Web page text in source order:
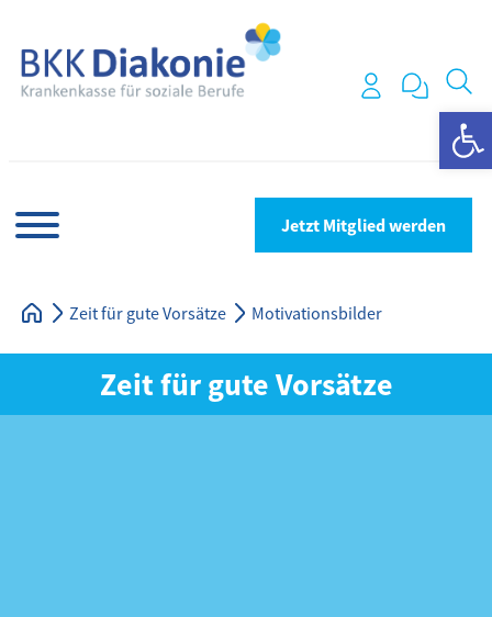
Jetzt Mitglied werden
Zeit für gute Vorsätze
Zeit für gute Vorsätze Motivationsbilder